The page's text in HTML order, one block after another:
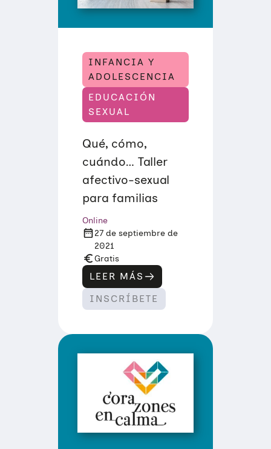
INFANCIA Y
ADOLESCENCIA
EDUCACIÓN
SEXUAL
Qué, cómo,
cuándo… Taller
afectivo-sexual
para familias
Online
27 de septiembre de
2021
Gratis
LEER MÁS
:
Q
U
É
D
…
INSCRÍBETE